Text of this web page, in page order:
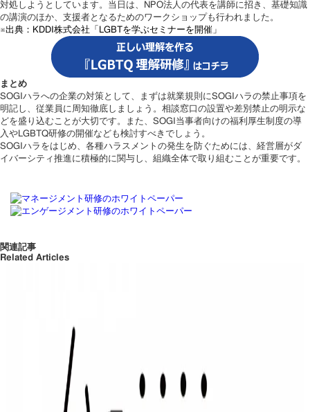
対処しようとしています。当日は、NPO法人の代表を講師に招き、基礎知識
の講演のほか、支援者となるためのワークショップも行われました。
※出典：KDDI株式会社「LGBTを学ぶセミナーを開催」
まとめ
SOGIハラへの企業の対策として、まずは就業規則にSOGIハラの禁止事項を
明記し、従業員に周知徹底しましょう。相談窓口の設置や差別禁止の明示な
どを盛り込むことが大切です。また、SOGI当事者向けの福利厚生制度の導
入やLGBTQ研修の開催なども検討すべきでしょう。
SOGIハラをはじめ、各種ハラスメントの発生を防ぐためには、経営層がダ
イバーシティ推進に積極的に関与し、組織全体で取り組むことが重要です。
関連記事
Related Articles